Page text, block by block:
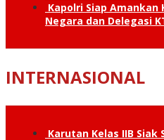
Kapolri Siap Amankan
Negara dan Delegasi
INTERNASIONAL
Karutan Kelas IIB Siak